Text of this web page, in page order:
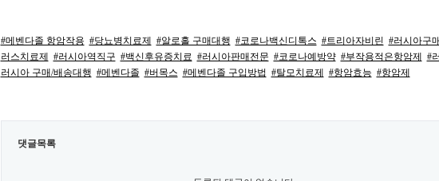
#메벤다졸 항암작용 #당뇨병치료제 #알로홀 구매대행 #코로나백신디톡스 #트리아자비린 #러시아구
러스치료제
#러시아역직구 #백신후유증치료 #러시아판매전문 #코로나예방약 #부작용적은항암제 #
러시아 구매/배송대행 #메벤다졸 #버목스 #메벤다졸 구입방법 #탈모치료제 #항암효능 #항암제
댓글목록